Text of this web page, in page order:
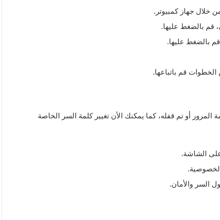
خلال جهاز كمبيوتر.
قم بالضغط عليها.
بالضغط عليها.
قم باتباعها.
أو تم قفله، كما يمكنك الأن تغيير كلمة السر الخاصة
الشاشة.
السر والأمان.